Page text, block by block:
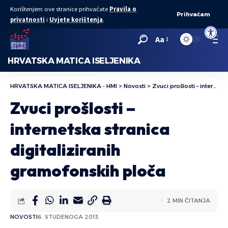
Open
Korištenjem ove stranice prihvaćate Pravila o
privatnosti i Uvjete korištenja.
Prihvaćam
Aa
HRVATSKA MATICA ISELJENIKA
HRVATSKA MATICA ISELJENIKA - HMI > Novosti > Zvuci prošlosti – internetska stranica digitaliziranih gramofonskih ploča
Zvuci prošlosti –
internetska stranica
digitaliziranih
gramofonskih ploča
NOVOSTI6. STUDENOGA 2013.
2 MIN ČITANJA